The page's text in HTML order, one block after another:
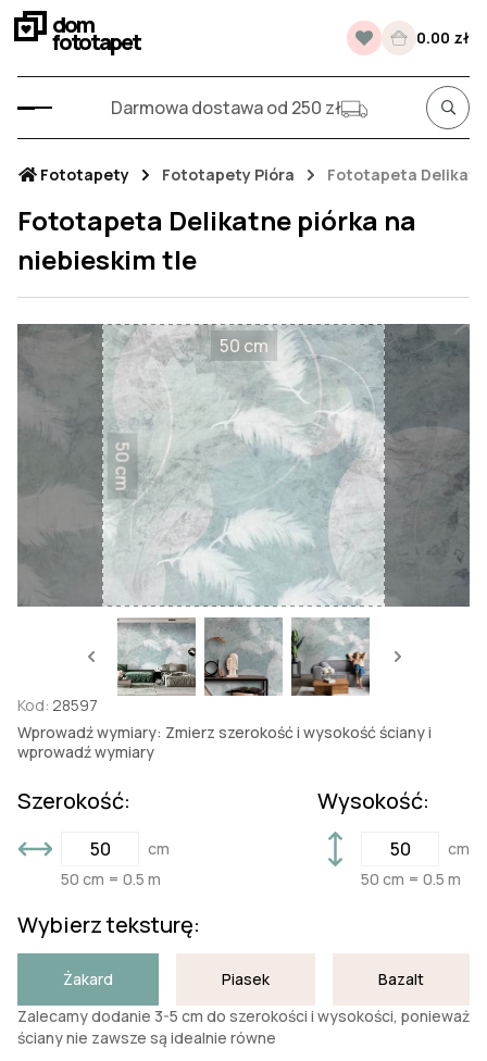
dom
fototapet 0.00 zł
Darmowa dostawa od 250 zł
Fototapety Fototapety Pióra Fototapeta
Fototapeta Delikatne piórka na
niebieskim tle
50 cm
50 cm
Kod: 28597
Wprowadź wymiary: Zmierz szerokość i wysokość ściany i
wprowadź wymiary
Szerokość:
cm
50 cm = 0.5 m
Wysokość:
cm
50 cm = 0.5 m
Wybierz teksturę:
Żakard Piasek
Bazalt
Zalecamy dodanie 3-5 cm do szerokości i wysokości, ponieważ
ściany nie zawsze są idealnie równe